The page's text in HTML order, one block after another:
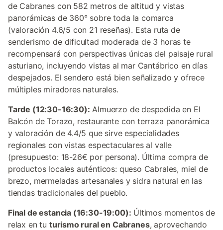
de Cabranes con 582 metros de altitud y vistas
panorámicas de 360° sobre toda la comarca
(valoración 4.6/5 con 21 reseñas). Esta ruta de
senderismo de dificultad moderada de 3 horas te
recompensará con perspectivas únicas del paisaje rural
asturiano, incluyendo vistas al mar Cantábrico en días
despejados. El sendero está bien señalizado y ofrece
múltiples miradores naturales.
Tarde (12:30-16:30): Almuerzo de despedida en El
Balcón de Torazo, restaurante con terraza panorámica
y valoración de 4.4/5 que sirve especialidades
regionales con vistas espectaculares al valle
(presupuesto: 18-26€ por persona). Última compra de
productos locales auténticos: queso Cabrales, miel de
brezo, mermeladas artesanales y sidra natural en las
tiendas tradicionales del pueblo.
Final de estancia (16:30-19:00): Últimos momentos de
relax en tu turismo rural en Cabranes, aprovechando